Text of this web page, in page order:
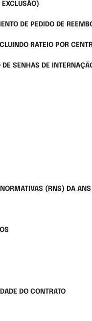
DE PEDIDO DE
RATEIO POR
SENHAS DE
(RNS) DA ANS
DO CONTRATO